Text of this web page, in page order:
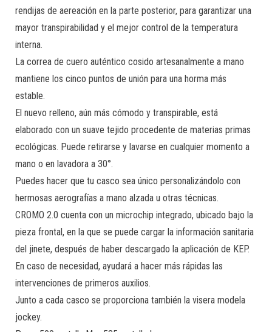
rendijas de aereación en la parte posterior, para garantizar una
mayor transpirabilidad y el mejor control de la temperatura
interna.
La correa de cuero auténtico cosido artesanalmente a mano
mantiene los cinco puntos de unión para una horma más
estable.
El nuevo relleno, aún más cómodo y transpirable, está
elaborado con un suave tejido procedente de materias primas
ecológicas. Puede retirarse y lavarse en cualquier momento a
mano o en lavadora a 30°.
Puedes hacer que tu casco sea único personalizándolo con
hermosas aerografías a mano alzada u otras técnicas.
CROMO 2.0 cuenta con un microchip integrado, ubicado bajo la
pieza frontal, en la que se puede cargar la información sanitaria
del jinete, después de haber descargado la aplicación de KEP.
En caso de necesidad, ayudará a hacer más rápidas las
intervenciones de primeros auxilios.
Junto a cada casco se proporciona también la visera modela
jockey.